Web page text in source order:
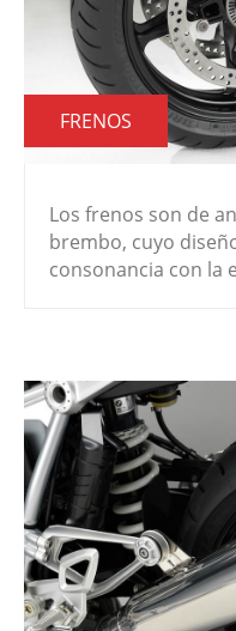
FRENOS
Los frenos son de
brembo, cuyo
consonancia con la